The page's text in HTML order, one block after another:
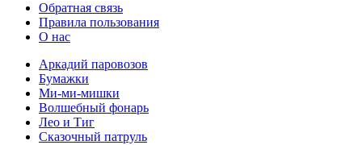
Обратная связь
Правила пользования
О нас
Аркадий паровозов
Бумажки
Ми-ми-мишки
Волшебный фонарь
Лео и Тиг
Сказочный патруль